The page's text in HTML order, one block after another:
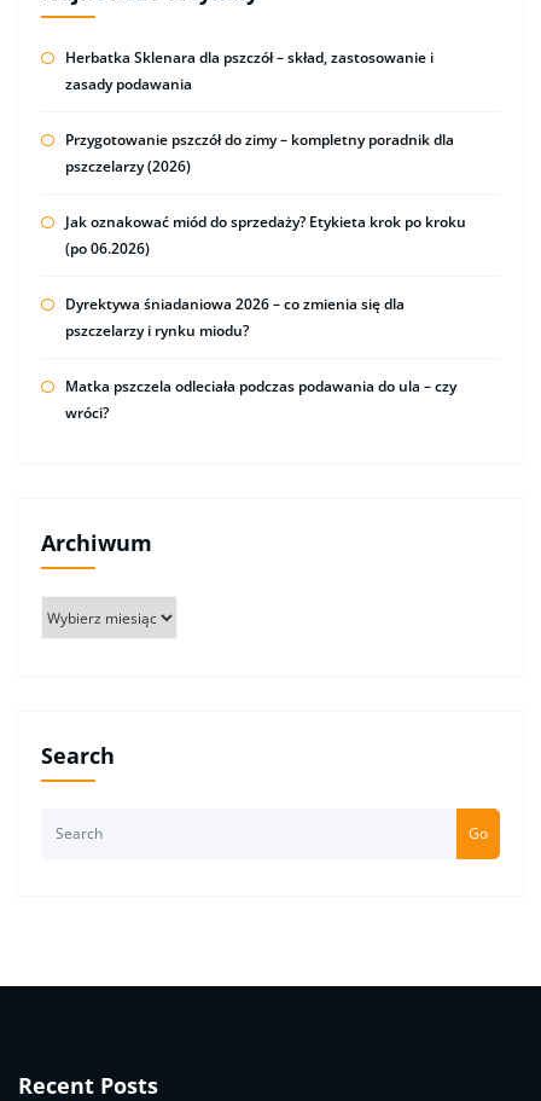
Herbatka Sklenara dla pszczół – skład, zastosowanie i
zasady podawania
Przygotowanie pszczół do zimy – kompletny poradnik dla
pszczelarzy (2026)
Jak oznakować miód do sprzedaży? Etykieta krok po kroku
(po 06.2026)
Dyrektywa śniadaniowa 2026 – co zmienia się dla
pszczelarzy i rynku miodu?
Matka pszczela odleciała podczas podawania do ula – czy
wróci?
Archiwum
Search
Go
Recent Posts